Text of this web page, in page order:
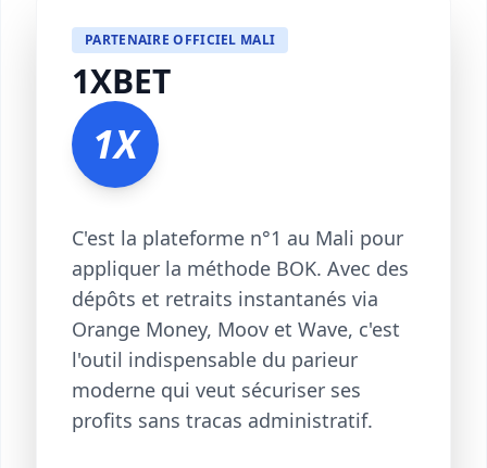
PARTENAIRE OFFICIEL MALI
1XBET
1X
C'est la plateforme n°1 au Mali pour
appliquer la méthode BOK. Avec des
dépôts et retraits instantanés via
Orange Money, Moov et Wave, c'est
l'outil indispensable du parieur
moderne qui veut sécuriser ses
profits sans tracas administratif.